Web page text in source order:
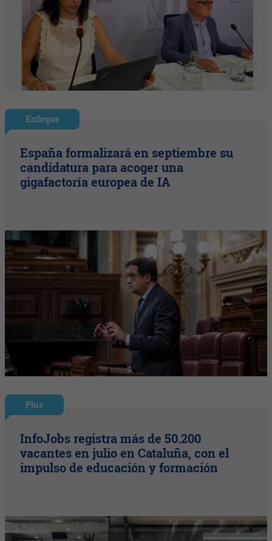
Enfoque
España formalizará en septiembre su
candidatura para acoger una
gigafactoría europea de IA
Plus
InfoJobs registra más de 50.200
vacantes en julio en Cataluña, con el
impulso de educación y formación